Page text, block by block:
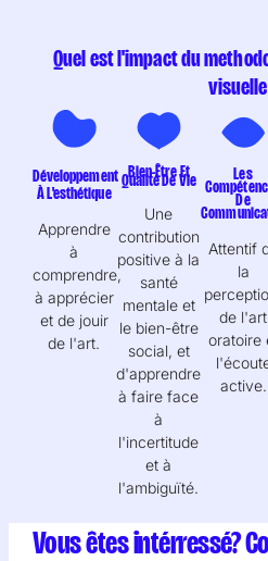
Quel est l'impact du
Développement
À L'esthétique
Apprendre
à
comprendre,
à apprécier
et de jouir
de l'art.
Bien-Être Et
Qualité De Vie
Une
contribution
positive à la
santé
mentale et
le bien-être
social, et
d'apprendre
à faire face
à
l'incertitude
et à
l'ambiguïté.
Les
De
Attentif
la
de l'art
oratoire
active.
Vous êtes intérressé?